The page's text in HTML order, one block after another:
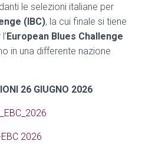
le selezioni italiane per
(IBC), la cui finale si tiene
European Blues Challenge
in una differente nazione
26 GIUGNO 2026
2026